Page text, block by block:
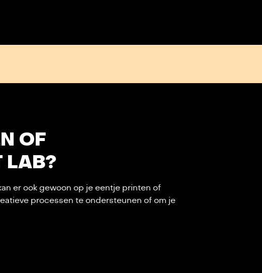
OF
LAB?
er ook gewoon op je eentje printen of
processen te ondersteunen of om je